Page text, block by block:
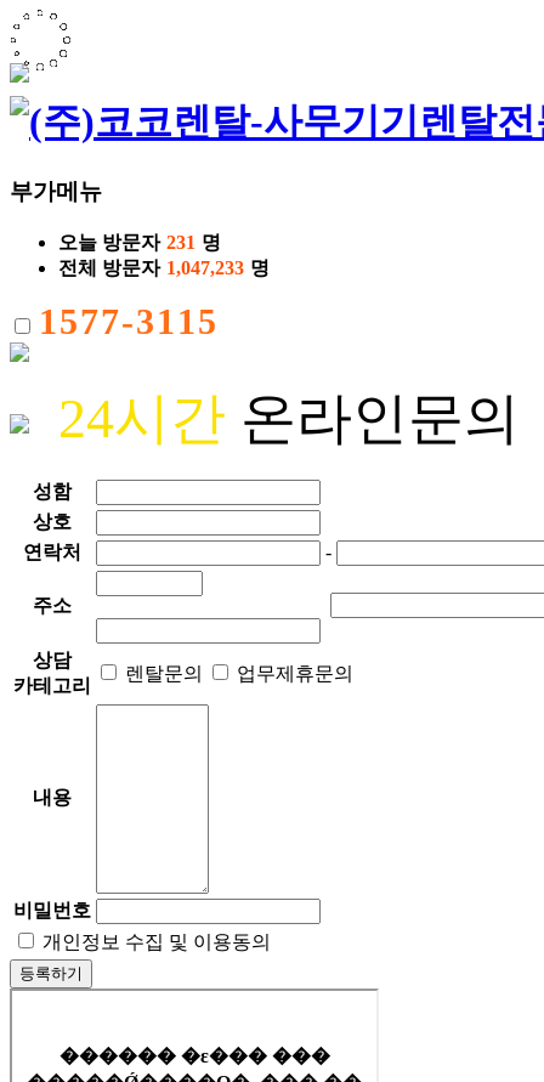
부가메뉴
오늘 방문자 231 명
전체 방문자 1,047,233 명
1577-3115
24시간 온라인문의
성함
상호
연락처
-
주소
상담
카테고리
렌탈문의 업무제휴문의
내용
비밀번호
개인정보 수집 및 이용동의
등록하기